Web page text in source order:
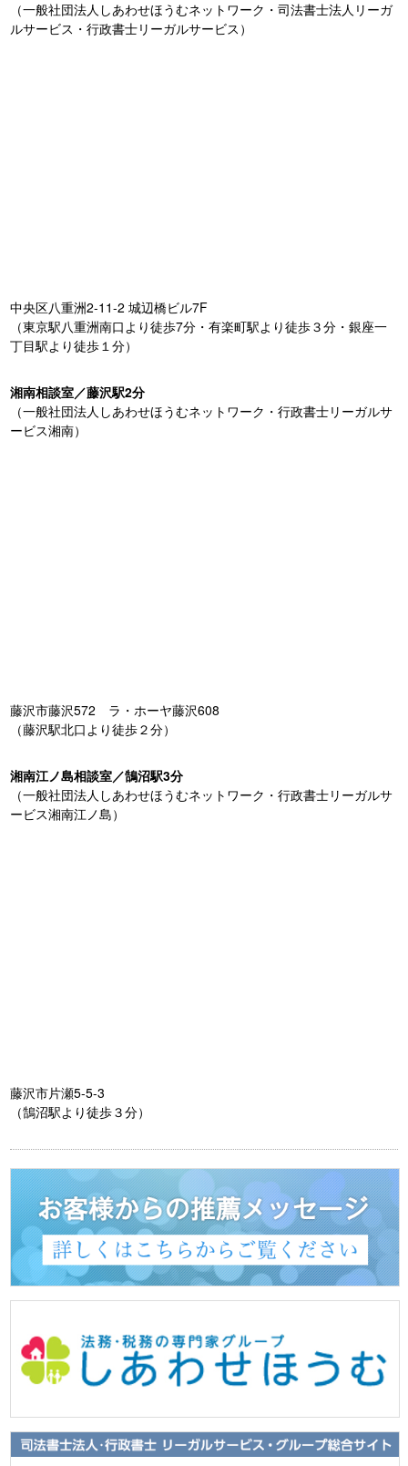
（一般社団法人しあわせほうむネットワーク・司法書士法人リーガ
ルサービス・行政書士リーガルサービス）
中央区八重洲2-11-2 城辺橋ビル7F
（東京駅八重洲南口より徒歩7分・有楽町駅より徒歩３分・銀座一
丁目駅より徒歩１分）
湘南相談室／藤沢駅2分
（一般社団法人しあわせほうむネットワーク・行政書士リーガルサ
ービス湘南）
藤沢市藤沢572 ラ・ホーヤ藤沢608
（藤沢駅北口より徒歩２分）
湘南江ノ島相談室／鵠沼駅3分
（一般社団法人しあわせほうむネットワーク・行政書士リーガルサ
ービス湘南江ノ島）
藤沢市片瀬5-5-3
（鵠沼駅より徒歩３分）